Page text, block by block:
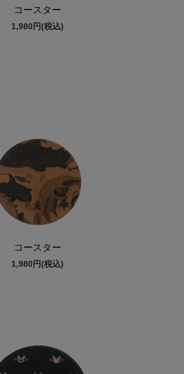
コースター
1,980円(税込)
コースター
1,980円(税込)